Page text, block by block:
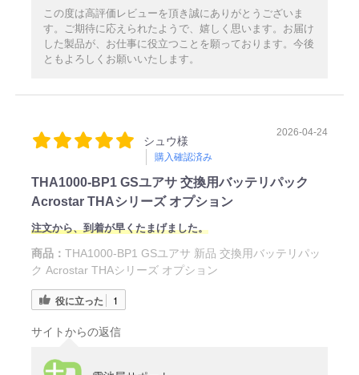
この度は高評価レビューを頂き誠にありがとうございま
す。ご期待に応えられたようで、嬉しく思います。お届け
した製品が、お仕事に役立つことを願っております。今後
ともよろしくお願いいたします。
シュウ様
購入確認済み
2026-04-24
THA1000-BP1 GSユアサ 交換用バッテリパック
Acrostar THAシリーズ オプション
注文から、到着が早くたまげました。
商品： THA1000-BP1 GSユアサ 新品 交換用バッテリパッ
ク Acrostar THAシリーズ オプション
役に立った 1
サイトからの返信